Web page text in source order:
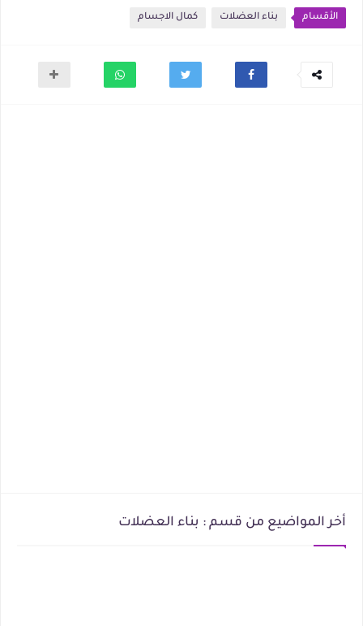
الأقسام بناء العضلات كمال الاجسام
أخر المواضيع من قسم : بناء العضلات